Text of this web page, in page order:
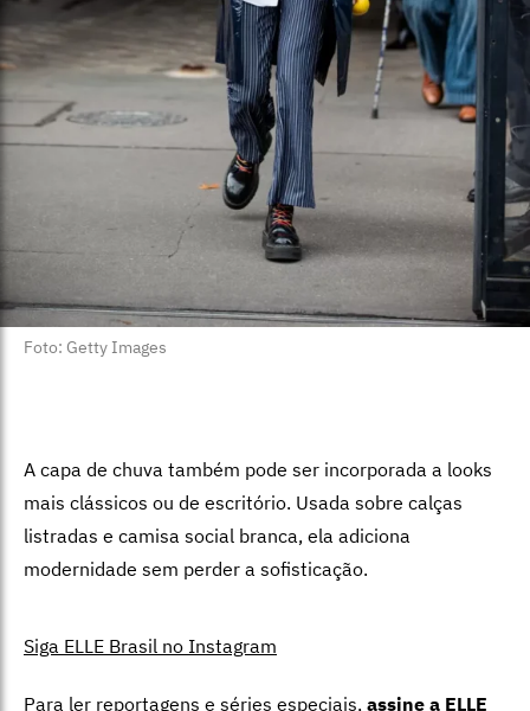
Foto: Getty Images
A capa de chuva também pode ser incorporada a looks
mais clássicos ou de escritório. Usada sobre calças
listradas e camisa social branca, ela adiciona
modernidade sem perder a sofisticação.
Siga ELLE Brasil no Instagram
Para ler reportagens e séries especiais, assine a ELLE